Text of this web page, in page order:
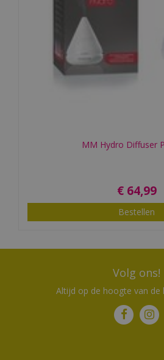
MM Hydro Diffuser
€ 64,99
Bestellen
Volg ons!
Altijd op de hoogte van de